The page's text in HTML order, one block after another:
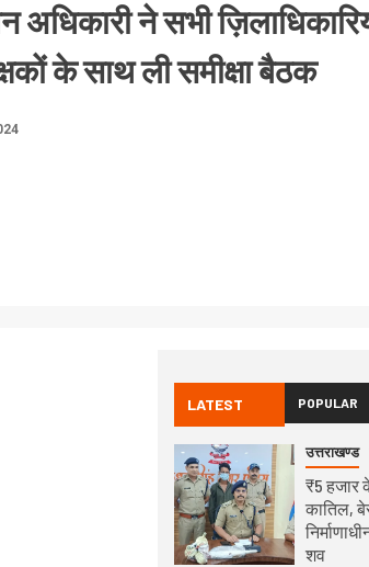
अधिकारी ने सभी
के साथ ली समीक्षा बैठक
LATEST POPULAR
उत्तराखण्ड
₹5 हजार
कातिल,
शव